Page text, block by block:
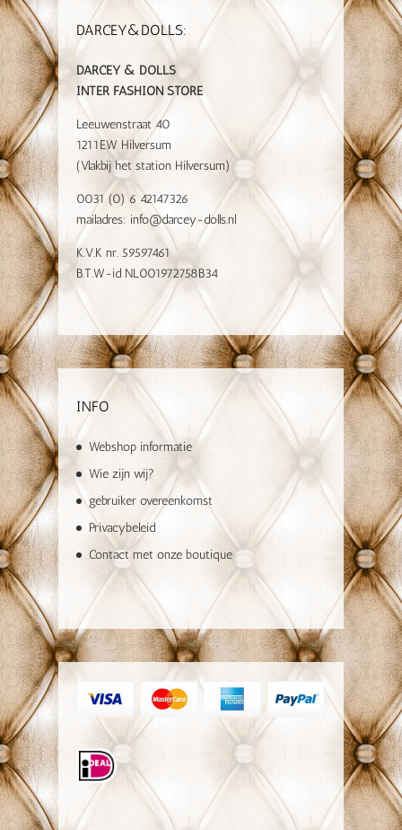
DARCEY&DOLLS:
DARCEY & DOLLS
INTER FASHION STORE
Leeuwenstraat 40
1211EW Hilversum
(Vlakbij het station Hilversum)
0031 (0) 6 42147326
mailadres: info@darcey-dolls.nl
K.V.K nr. 59597461
B.T.W-id NL001972758B34
INFO
Webshop informatie
Wie zijn wij?
gebruiker overeenkomst
Privacybeleid
Contact met onze boutique